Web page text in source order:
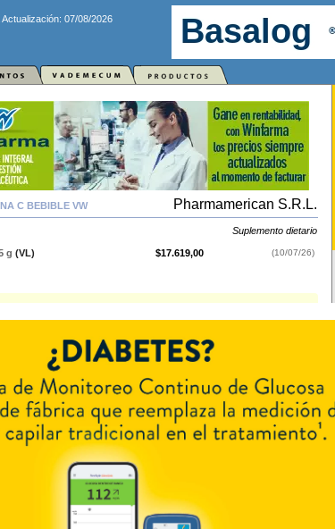
Actualización: 07/08/2026
C BEBIBLE VW Pharmamerican S.R.L.
Suplemento dietario
g (VL) $17.619,00 (10/07/26)
con 1 presentación disponible.
Explorar más
Otros productos convit.c+asoc.
Otros productos de Pharmamerican S.R.L.